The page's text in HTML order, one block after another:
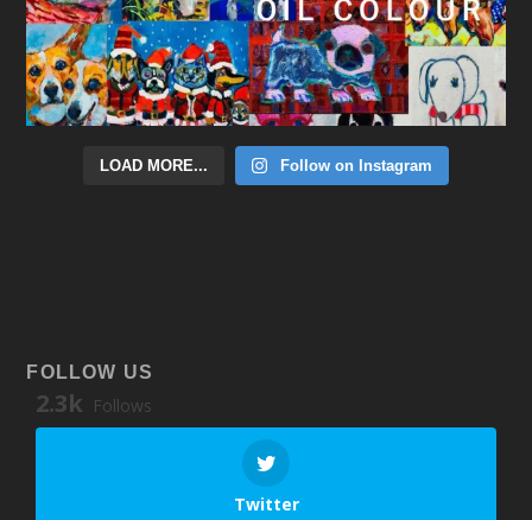
LOAD MORE... Follow on Instagram
FOLLOW US
2.3k Follows
Twitter